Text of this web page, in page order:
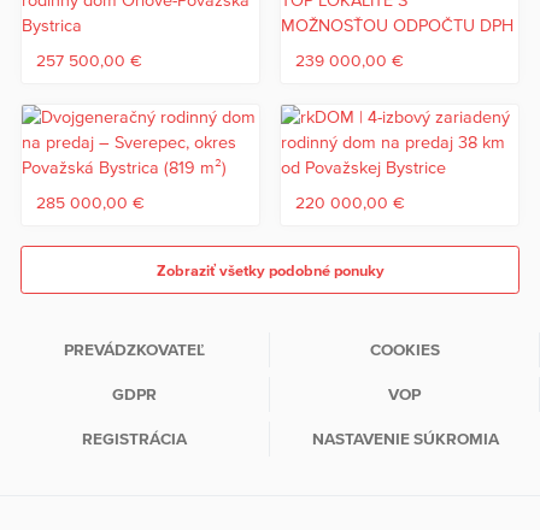
257 500,00 € 239 000,00 €
285 000,00 € 220 000,00 €
Zobraziť všetky podobné ponuky
PREVÁDZKOVATEĽ COOKIES
GDPR VOP
REGISTRÁCIA NASTAVENIE SÚKROMIA